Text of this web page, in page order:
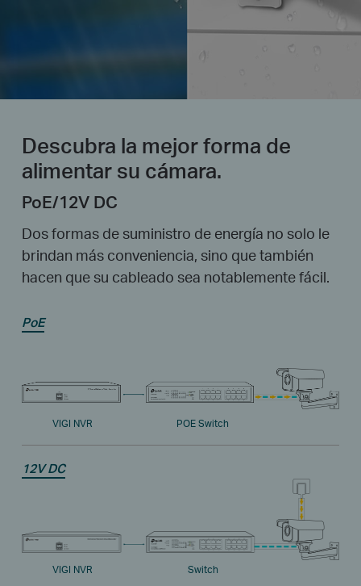
Descubra la mejor forma de
alimentar su cámara.
PoE/12V DC
Dos formas de suministro de energía no solo le
brindan más conveniencia, sino que también
hacen que su cableado sea notablemente fácil.
PoE
VIGI NVR POE Switch
12V DC
VIGI NVR Switch